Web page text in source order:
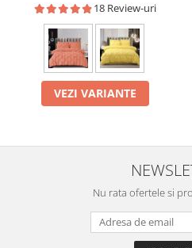
18 Review-uri
VEZI VARIANTE
Nu rata ofertele si